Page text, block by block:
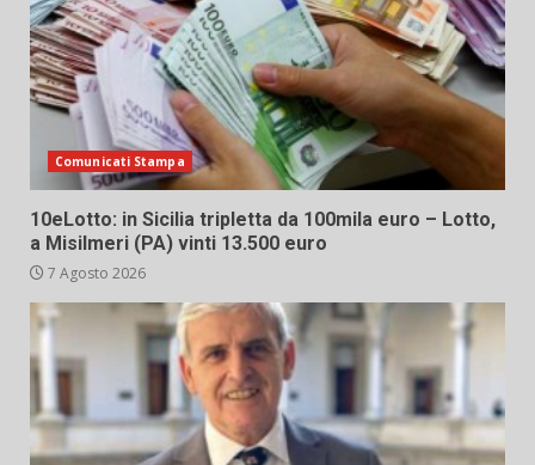
Comunicati Stampa
10eLotto: in Sicilia tripletta da 100mila euro – Lotto,
a Misilmeri (PA) vinti 13.500 euro
7 Agosto 2026